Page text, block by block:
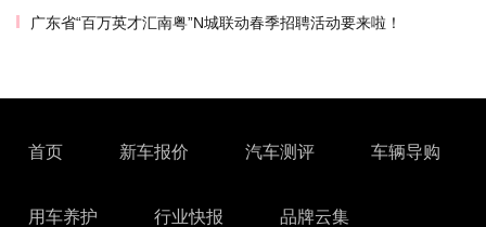
广东省“百万英才汇南粤”N城联动春季招聘活动要来啦！
首页 新车报价 汽车测评 车辆导购
用车养护 行业快报 品牌云集